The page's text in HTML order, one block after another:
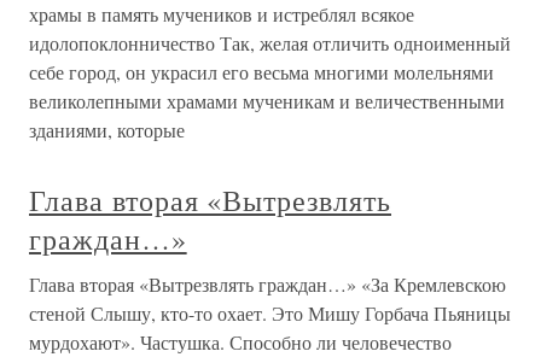
храмы в память мучеников и истреблял всякое
идолопоклонничество Так, желая отличить одноименный
себе город, он украсил его весьма многими молельнями
великолепными храмами мученикам и величественными
зданиями, которые
Глава вторая «Вытрезвлять
граждан…»
Глава вторая «Вытрезвлять граждан…» «За Кремлевскою
стеной Слышу, кто-то охает. Это Мишу Горбача Пьяницы
мурдохают». Частушка. Способно ли человечество